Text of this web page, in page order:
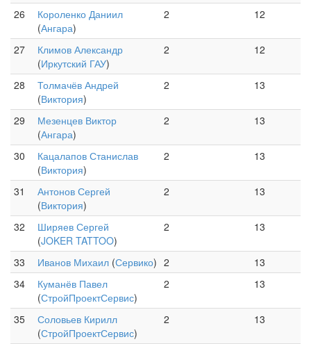
26
Короленко Даниил
(Ангара)
2 12
27
Климов Александр
(Иркутский ГАУ)
2 12
28
Толмачёв Андрей
(Виктория)
2 13
29
Мезенцев Виктор
(Ангара)
2 13
30
Кацалапов Станислав
(Виктория)
2 13
31
Антонов Сергей
(Виктория)
2 13
32
Ширяев Сергей
(JOKER TATTOO)
2 13
33 Иванов Михаил (Сервико) 2
13
34
Куманёв Павел
(СтройПроектСервис)
2 13
35
Соловьев Кирилл
(СтройПроектСервис)
2 13